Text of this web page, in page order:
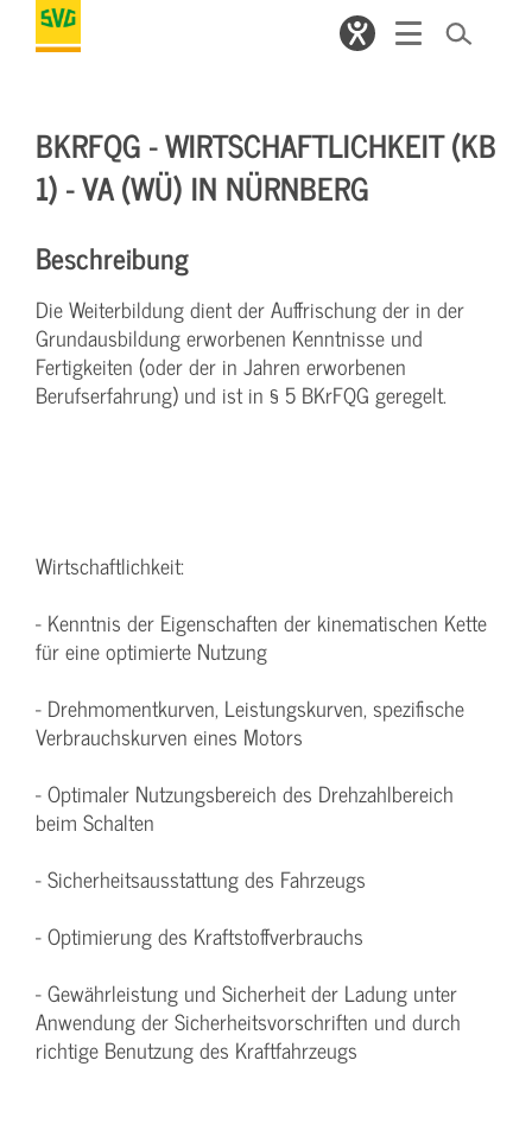
BKRFQG - WIRTSCHAFTLICHKEIT (KB
1) - VA (WÜ) IN NÜRNBERG
Beschreibung
Die Weiterbildung dient der Auffrischung der in der
Grundausbildung erworbenen Kenntnisse und
Fertigkeiten (oder der in Jahren erworbenen
Berufserfahrung) und ist in § 5 BKrFQG geregelt.
Wirtschaftlichkeit:
- Kenntnis der Eigenschaften der kinematischen Kette
für eine optimierte Nutzung
- Drehmomentkurven, Leistungskurven, spezifische
Verbrauchskurven eines Motors
- Optimaler Nutzungsbereich des Drehzahlbereich
beim Schalten
- Sicherheitsausstattung des Fahrzeugs
- Optimierung des Kraftstoffverbrauchs
- Gewährleistung und Sicherheit der Ladung unter
Anwendung der Sicherheitsvorschriften und durch
richtige Benutzung des Kraftfahrzeugs